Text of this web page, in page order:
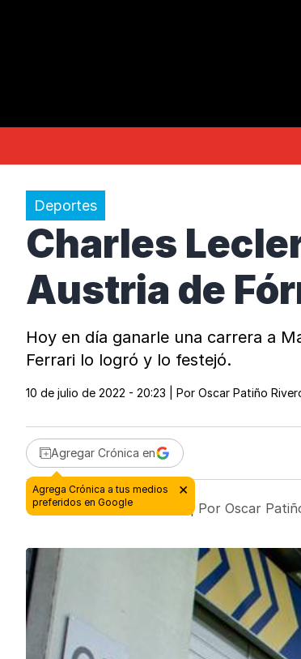
Deportes
Charles
Austria de
Hoy en día ganarle una carrera a
Ferrari lo logró y lo festejó.
10 de julio de 2022 - 20:23 | Por Oscar Patiño
Agregar Crónica en
10 de julio de 2022 - 20:23 | Por Oscar